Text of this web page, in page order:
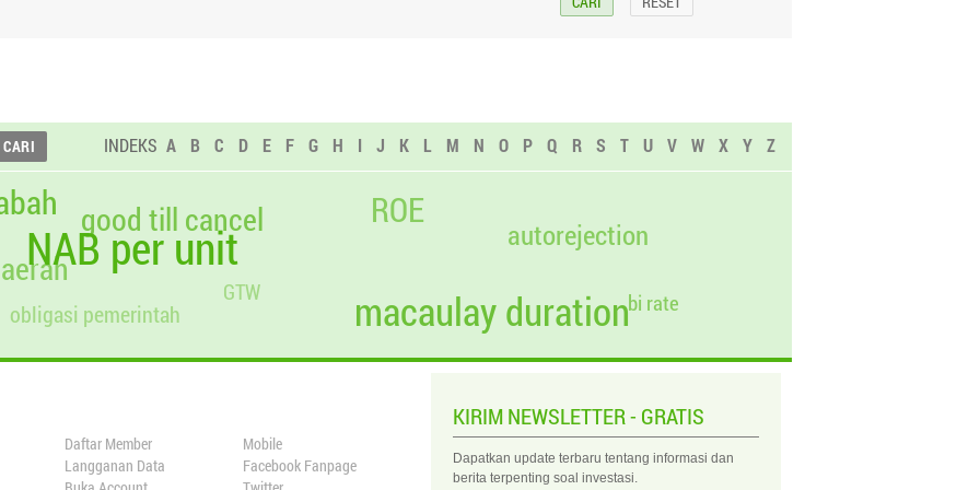
1.001,51 Campuran 0,00 - 0,0000 0,0000 0,0000 Not Rated
INDEKS A B C D E F G H I J K L M N O P Q R S T U V W X Y Z
NAB per unit
obligasi pemerintah
good till cancel
GTW macaulay duration
ROE
autorejection
bi rate
Daftar Member
Langganan Data
Mobile
Facebook Fanpage
KIRIM NEWSLETTER - GRATIS
Dapatkan update terbaru tentang informasi dan
berita terpenting soal investasi.